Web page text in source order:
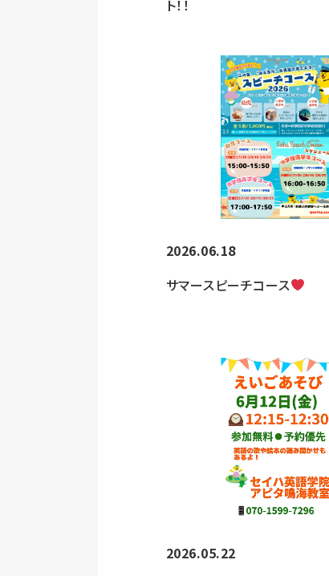
ト！！
2026.06.18
サマースピーチコース
2026.05.22